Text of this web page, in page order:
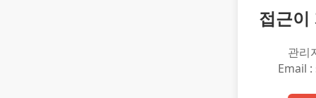
접근이
관리
Email